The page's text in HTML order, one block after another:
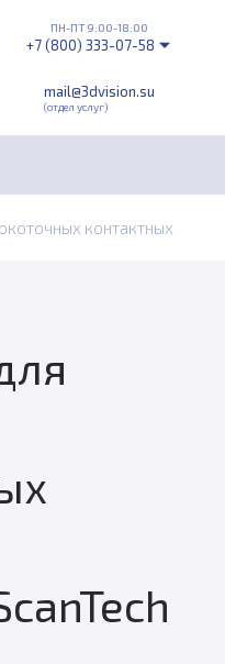
mail@3dvision.su
(отдел услуг)
ПН-ПТ 9:00-18:00
+7 (800) 333-07-58
контактных